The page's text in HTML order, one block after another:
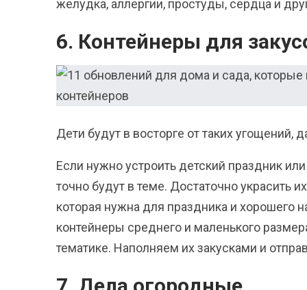
желудка, аллергии, простуды, сердца и
6. Контейнеры для
Дети будут в восторге от таких угощений,
Если нужно устроить детский праздник
точно будут в теме. Достаточно украсить
которая нужна для праздника и хорошего
контейнеры среднего и маленького
тематике. Наполняем их закусками и